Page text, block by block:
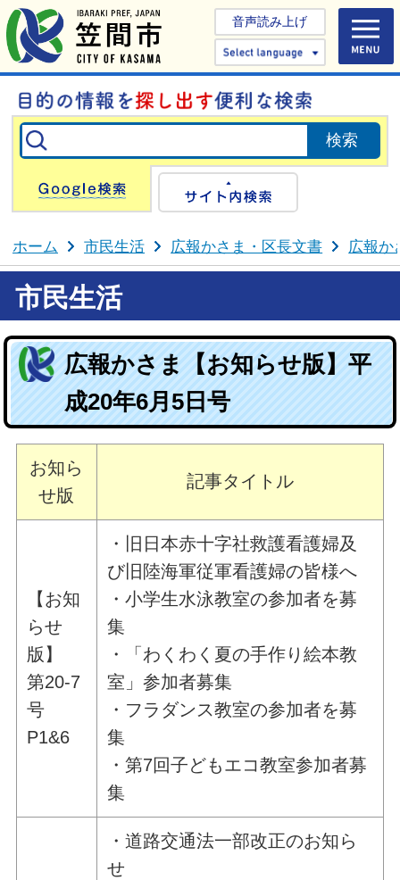
音声読み上げ
Select
Google検索
ホーム 市民生活 広報かさま・区長文書 広報か
市民生活
広報かさま【お知らせ版】平
成20年6月5日号
お知ら
せ版
記事タイトル
【お知
らせ
版】
第20-7
号
P1&6
・旧日本赤十字社救護看護婦及
び旧陸海軍従軍看護婦の皆様へ
・小学生水泳教室の参加者を募
集
・「わくわく夏の手作り絵本教
室」参加者募集
・フラダンス教室の参加者を募
集
・第7回子どもエコ教室参加者募
集
・道路交通法一部改正のお知ら
せ